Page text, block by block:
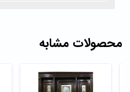
محصولات مشابه